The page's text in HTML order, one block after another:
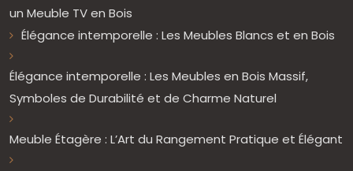
un Meuble TV en Bois
Élégance intemporelle : Les Meubles Blancs et en Bois
Élégance intemporelle : Les Meubles en Bois Massif,
Symboles de Durabilité et de Charme Naturel
Meuble Étagère : L’Art du Rangement Pratique et Élégant